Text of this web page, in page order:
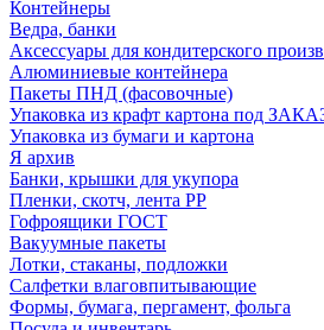
Контейнеры
Ведра, банки
Аксессуары для кондитерского
Алюминиевые контейнера
Пакеты ПНД (фасовочные)
Упаковка из крафт картона под
Упаковка из бумаги и картона
Я архив
Банки, крышки для укупора
Пленки, скотч, лента РР
Гофроящики ГОСТ
Вакуумные пакеты
Лотки, стаканы, подложки
Салфетки влаговпитывающие
Формы, бумага, пергамент, фольга